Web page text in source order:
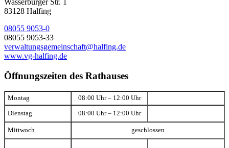
83128 Halfing
08055 9053-0
08055 9053-33
verwaltungsgemeinschaft@halfing.de
www.vg-halfing.de
Öffnungszeiten des Rathauses
Montag 08:00 Uhr – 12:00 Uhr
Dienstag 08:00 Uhr – 12:00 Uhr
Mittwoch geschlossen